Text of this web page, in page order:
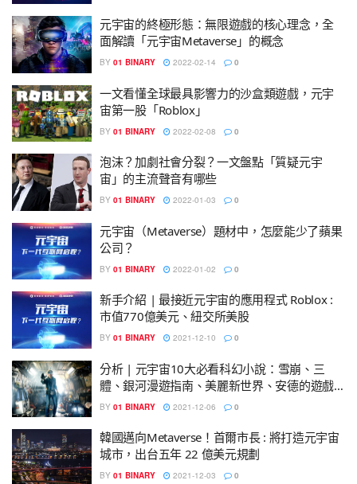
元宇宙的終極形態：無限遊戲的核心理念，全
面解讀「元宇宙Metaverse」的概念
BY 01 BINARY 2022-02-14 0
一文看懂全球最具影響力的沙盒類遊戲，元宇
宙第一股「Roblox」
BY 01 BINARY 2022-02-08 0
泡沫？加劇社會分裂？一文盤點「質疑元宇
宙」的主流聲音有哪些
BY 01 BINARY 2022-01-03 0
元宇宙（Metaverse）題材中，怎麼能少了蘋果
公司？
BY 01 BINARY 2022-01-02 0
新手介紹 | 最接近元宇宙的應用程式 Roblox :
市值770億美元、紐交所美股
BY 01 BINARY 2021-12-10 0
分析 | 元宇宙10大必看科幻小說：雪崩、三
體、銀河漫遊指南、美麗新世界、安德的遊戲…
BY 01 BINARY 2021-12-06 0
韓國邁向Metaverse！首爾市長 : 將打造元宇宙
城市，出台五年 22 億美元規劃
BY 01 BINARY 2021-12-03 0